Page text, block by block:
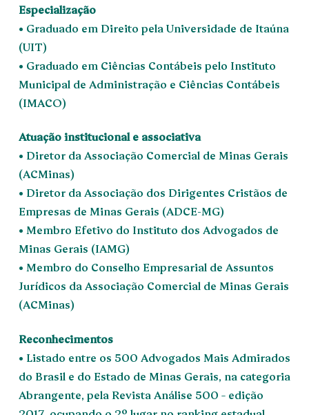
Especialização
• Graduado em Direito pela Universidade de Itaúna
(UIT)
• Graduado em Ciências Contábeis pelo Instituto
Municipal de Administração e Ciências Contábeis
(IMACO)
Atuação institucional e associativa
• Diretor da Associação Comercial de Minas Gerais
(ACMinas)
• Diretor da Associação dos Dirigentes Cristãos de
Empresas de Minas Gerais (ADCE-MG)
• Membro Efetivo do Instituto dos Advogados de
Minas Gerais (IAMG)
• Membro do Conselho Empresarial de Assuntos
Jurídicos da Associação Comercial de Minas Gerais
(ACMinas)
Reconhecimentos
• Listado entre os 500 Advogados Mais Admirados
do Brasil e do Estado de Minas Gerais, na categoria
Abrangente, pela Revista Análise 500 – edição